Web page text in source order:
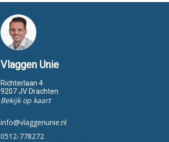
Vlaggen Unie
Richterlaan 4
9207 JV Drachten
Bekijk op kaart
info@vlaggenunie.nl
0512-778272